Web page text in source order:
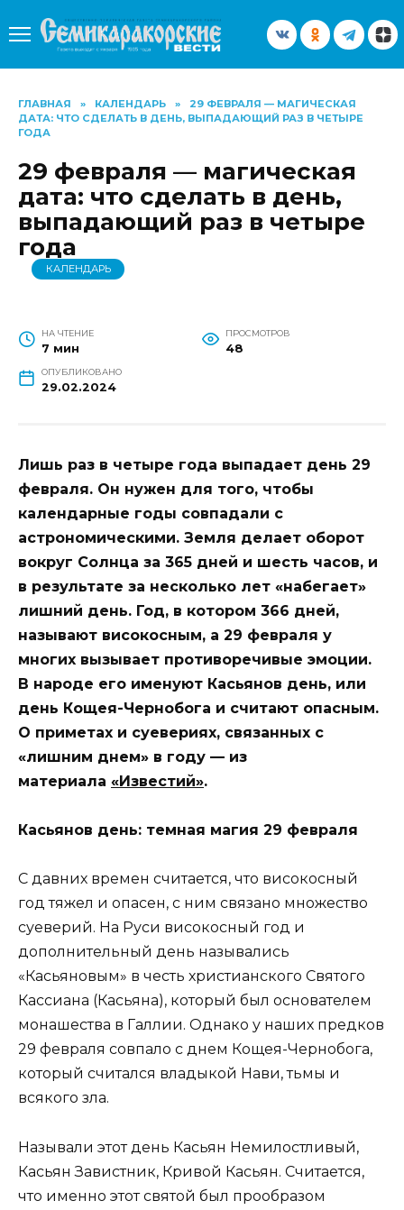
содержанию
ГЛАВНАЯ » КАЛЕНДАРЬ »
29 ФЕВРАЛЯ — МАГИЧЕСКАЯ
ДАТА: ЧТО СДЕЛАТЬ В ДЕНЬ, ВЫПАДАЮЩИЙ РАЗ В ЧЕТЫРЕ
ГОДА
29 февраля — магическая
дата: что сделать в день,
выпадающий раз в четыре
года
КАЛЕНДАРЬ
НА ЧТЕНИЕ
7 мин
ПРОСМОТРОВ
48
ОПУБЛИКОВАНО
29.02.2024
Лишь раз в четыре года выпадает день 29
февраля. Он нужен для того, чтобы
календарные годы совпадали с
астрономическими. Земля делает оборот
вокруг Солнца за 365 дней и шесть часов, и
в результате за несколько лет «набегает»
лишний день. Год, в котором 366 дней,
называют високосным, а 29 февраля у
многих вызывает противоречивые эмоции.
В народе его именуют Касьянов день, или
день Кощея-Чернобога и считают опасным.
О приметах и суевериях, связанных с
«лишним днем» в году — из
материала «Известий».
Касьянов день: темная магия 29 февраля
С давних времен считается, что високосный
год тяжел и опасен, с ним связано множество
суеверий. На Руси високосный год и
дополнительный день назывались
«Касьяновым» в честь христианского Святого
Кассиана (Касьяна), который был основателем
монашества в Галлии. Однако у наших предков
29 февраля совпало с днем Кощея-Чернобога,
который считался владыкой Нави, тьмы и
всякого зла.
Называли этот день Касьян Немилостливый,
Касьян Завистник, Кривой Касьян. Считается,
что именно этот святой был прообразом